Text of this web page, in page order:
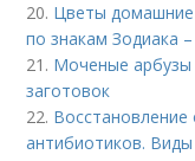
20. Цветы домашние
по знакам Зодиака
21. Моченые арбузы
заготовок
22. Восстановление
антибиотиков.